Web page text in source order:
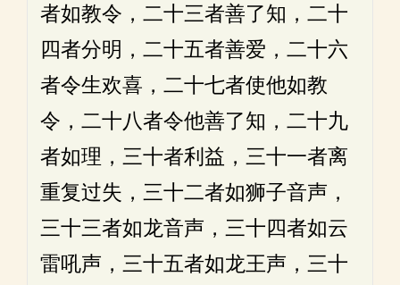
者如教令，二十三者善了知，二十
四者分明，二十五者善爱，二十六
者令生欢喜，二十七者使他如教
令，二十八者令他善了知，二十九
者如理，三十者利益，三十一者离
重复过失，三十二者如狮子音声，
三十三者如龙音声，三十四者如云
雷吼声，三十五者如龙王声，三十